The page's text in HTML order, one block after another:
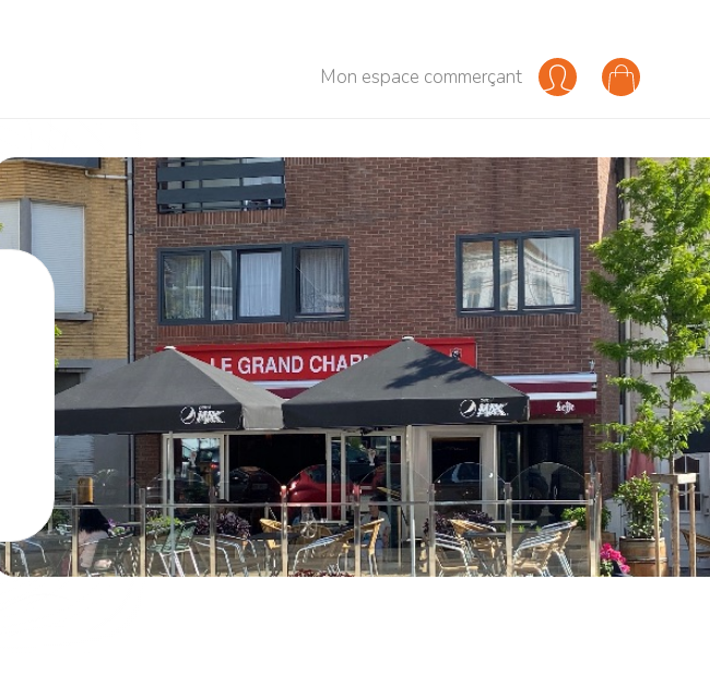
Mon espace commerçant